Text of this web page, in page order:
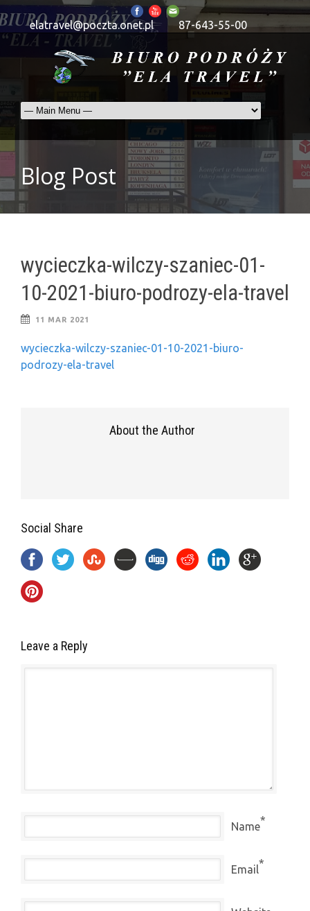
elatravel@poczta.onet.pl 87-643-55-00
Blog Post
wycieczka-wilczy-szaniec-01-
10-2021-biuro-podrozy-ela-travel
11 MAR 2021
wycieczka-wilczy-szaniec-01-10-2021-biuro-
podrozy-ela-travel
About the Author
Social Share
Leave a Reply
Name*
Email*